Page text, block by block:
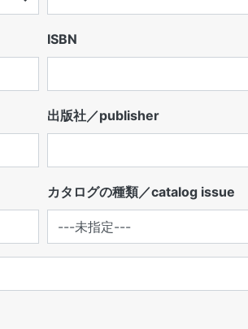
ISBN
出版社／publisher
カタログの種類／catalog issue